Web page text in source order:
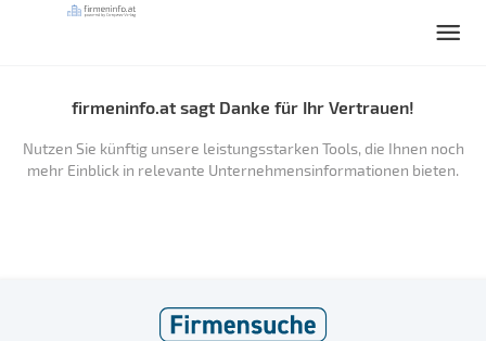
firmeninfo.at sagt Danke für Ihr Vertrauen!
Nutzen Sie künftig unsere leistungsstarken Tools, die Ihnen noch
mehr Einblick in relevante Unternehmensinformationen bieten.